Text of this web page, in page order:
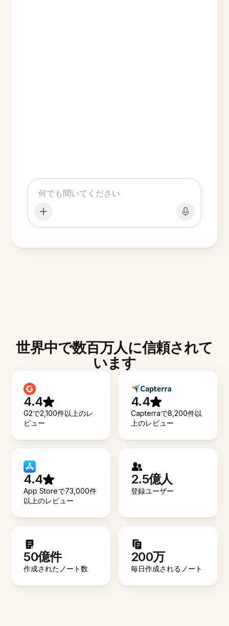
世界中で数百万人に信頼されて
います
4.4
G2で2,100件以上のレ
ビュー
4.4
Capterraで8,200件以
上のレビュー
4.4
App Storeで73,000件
以上のレビュー
2.5億人
登録ユーザー
50億件
作成されたノート数
200万
毎日作成されるノート